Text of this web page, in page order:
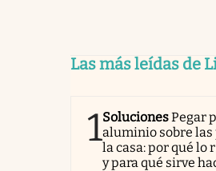
Las más leídas de
1SolucionesPegar
aluminio sobre las
la casa: por qué lo
y para qué sirve